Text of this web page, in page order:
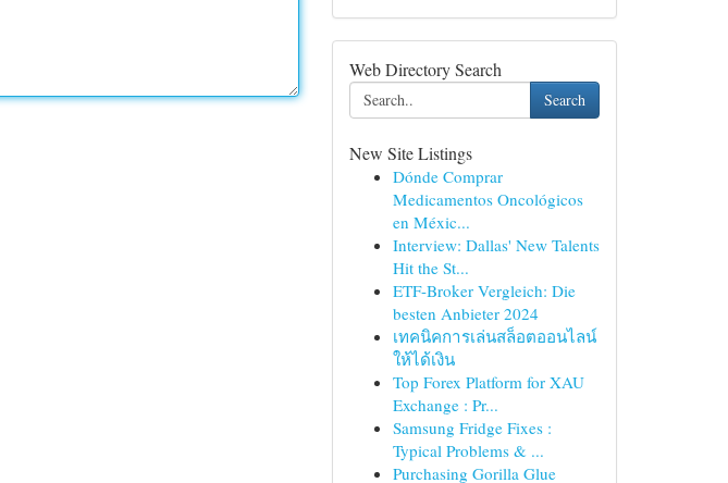
Web Directory Search
Search
New Site Listings
Dónde Comprar
Medicamentos Oncológicos
en Méxic...
Interview: Dallas' New Talents
Hit the St...
ETF-Broker Vergleich: Die
besten Anbieter 2024
เทคนิคการเล่นสล็อตออนไลน์
ให้ได้เงิน
Top Forex Platform for XAU
Exchange : Pr...
Samsung Fridge Fixes :
Typical Problems & ...
Purchasing Gorilla Glue